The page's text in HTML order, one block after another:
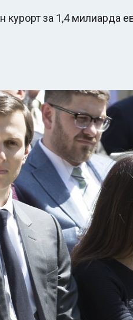
курорт за 1,4 милиарда